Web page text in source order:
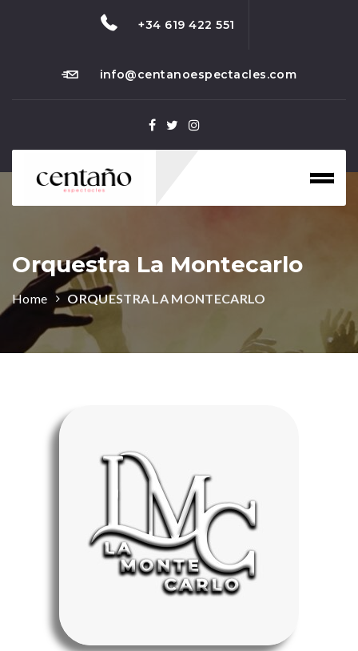
+34 619 422 551
info@centanoespectacles.com
Orquestra La Montecarlo
Home ORQUESTRA LA MONTECARLO